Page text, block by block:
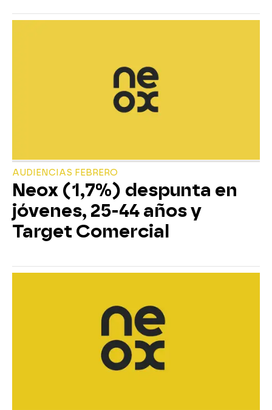
AUDIENCIAS FEBRERO
Neox (1,7%) despunta en
jóvenes, 25-44 años y
Target Comercial